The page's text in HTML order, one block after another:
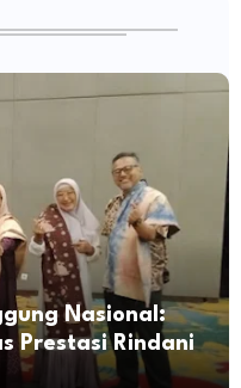
Nasional:
Prestasi Rindani